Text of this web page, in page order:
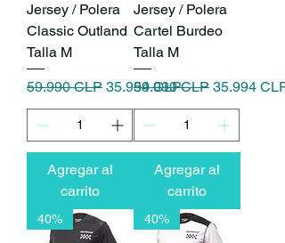
Jersey / Polera
Classic Outland
Talla M
Precio
59.990 CLP Precio de oferta
35.994 CLP
Agregar al
carrito
Jersey / Polera
Cartel Burdeo
Talla M
Precio
59.990 CLP Precio de
35.994 CLP
Agregar al
carrito
40% 40%